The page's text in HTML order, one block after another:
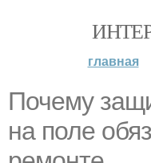
главная
Почему
на поле